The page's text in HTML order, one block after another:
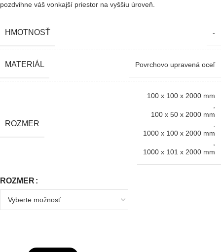
pozdvihne váš vonkajší priestor na vyššiu úroveň.
HMOTNOSŤ -
MATERIÁL Povrchovo upravená oceľ
ROZMER
100 x 100 x 2000 mm
100 x 50 x 2000 mm
1000 x 100 x 2000 mm
1000 x 101 x 2000 mm
ROZMER